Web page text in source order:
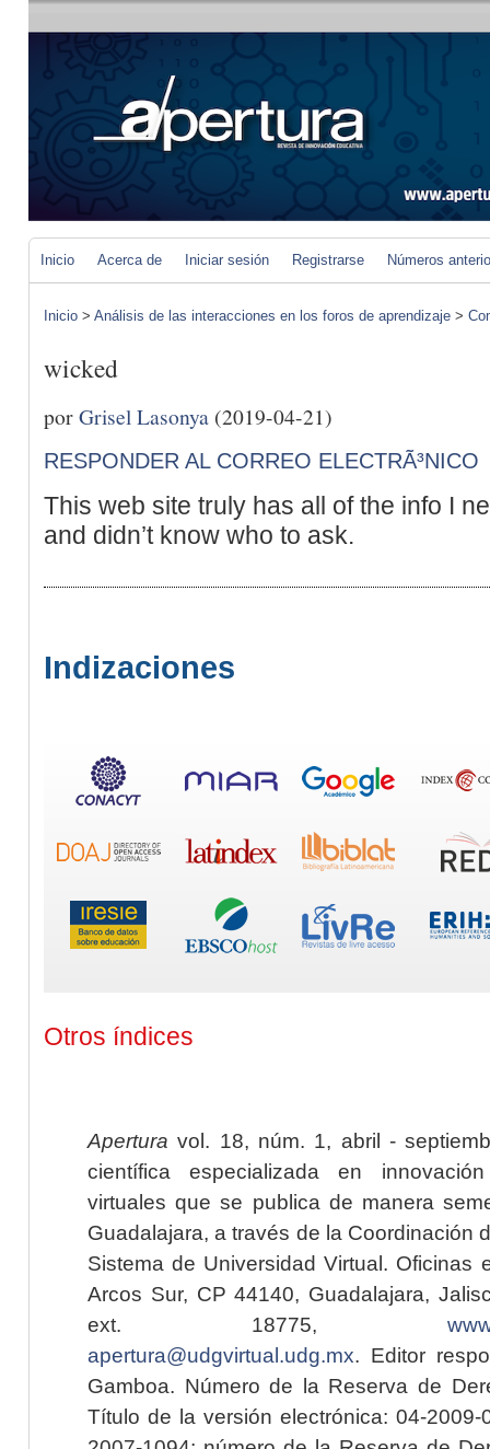
Inicio Acerca de Iniciar sesión Registrarse Números
Inicio > Análisis de las interacciones en los foros de aprendizaje >
wicked
porGrisel Lasonya (2019-04-21)
RESPONDER AL CORREO ELECTRÃ³NICO
This web site truly has all of the info I
and didn’t know who to ask.
Indizaciones
Otros índices
Apertura vol. 18, núm. 1, abril -
científica especializada en
virtuales que se publica de manera
Guadalajara, a través de la Coordinación
Sistema de Universidad Virtual. Oficinas
Arcos Sur, CP 44140, Guadalajara,
ext. 18775,
apertura@udgvirtual.udg.mx. Editor
Gamboa. Número de la Reserva de
Título de la versión electrónica: 04-2009-